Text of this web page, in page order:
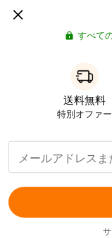
すべて
送料無料
特別オファー